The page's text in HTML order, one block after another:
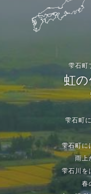
雫石町
虹
雫石町
雫石町に
雨上
雫石川を
春